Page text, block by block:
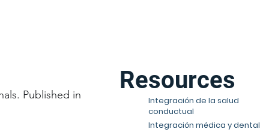
Published in
Resources
Integración de la salud
conductual
Integración médica y dental